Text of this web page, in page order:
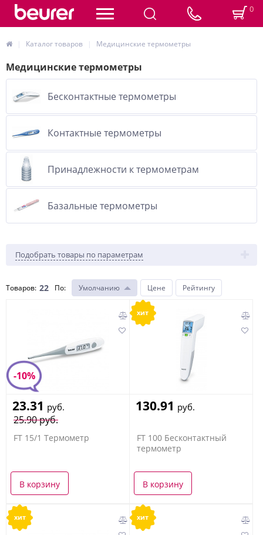
0
Каталог товаров Медицинские термометры
Медицинские термометры
Бесконтактные термометры
Контактные термометры
Принадлежности к термометрам
Базальные термометры
Подобрать товары по параметрам
Товаров: 22 По: Умолчанию Цене Рейтингу
-10%
25.90 руб.
23.31 руб.
FT 15/1 Термометр
В корзину
хит
130.91 руб.
FT 100 Бесконтактный
термометр
В корзину
хит хит